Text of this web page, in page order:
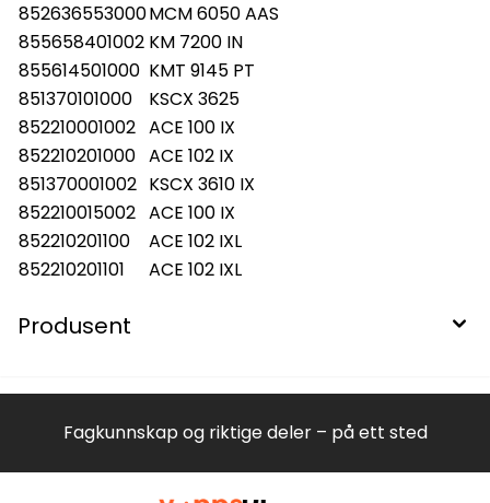
852636553000MCM 6050 AAS
855658401002 KM 7200 IN
855614501000 KMT 9145 PT
851370101000
KSCX 3625
852210001002 ACE 100 IX
852210201000 ACE 102 IX
851370001002 KSCX 3610 IX
852210015002 ACE 100 IX
852210201100
ACE 102 IXL
852210201101
ACE 102 IXL
Produsent
Fagkunnskap og riktige deler – på ett sted